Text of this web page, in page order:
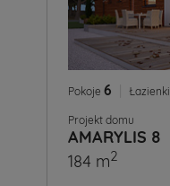
Pokoje 6 Łazienki
Projekt domu
AMARYLIS 8
184 m2